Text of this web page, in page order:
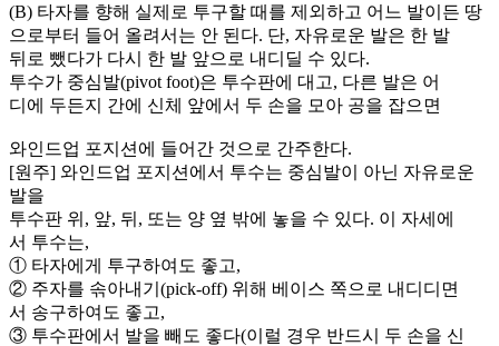
(B) 타자를 향해 실제로 투구할 때를 제외하고 어느 발이든 땅
으로부터 들어 올려서는 안 된다. 단, 자유로운 발은 한 발
뒤로 뺐다가 다시 한 발 앞으로 내디딜 수 있다.
투수가 중심발(pivot foot)은 투수판에 대고, 다른 발은 어
디에 두든지 간에 신체 앞에서 두 손을 모아 공을 잡으면
와인드업 포지션에 들어간 것으로 간주한다.
[원주] 와인드업 포지션에서 투수는 중심발이 아닌 자유로운
발을
투수판 위, 앞, 뒤, 또는 양 옆 밖에 놓을 수 있다. 이 자세에
서 투수는,
① 타자에게 투구하여도 좋고,
② 주자를 솎아내기(pick-off) 위해 베이스 쪽으로 내디디면
서 송구하여도 좋고,
③ 투수판에서 발을 빼도 좋다(이럴 경우 반드시 두 손을 신